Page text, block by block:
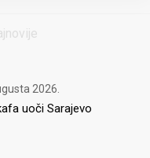
2026.
uoči Sarajevo